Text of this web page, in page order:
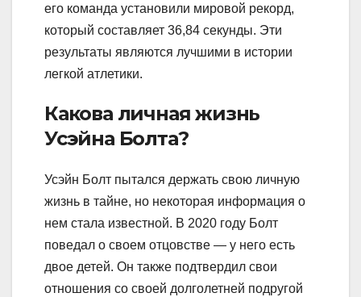
его команда установили мировой рекорд,
который составляет 36,84 секунды. Эти
результаты являются лучшими в истории
легкой атлетики.
Какова личная жизнь
Усэйна Болта?
Усэйн Болт пытался держать свою личную
жизнь в тайне, но некоторая информация о
нем стала известной. В 2020 году Болт
поведал о своем отцовстве — у него есть
двое детей. Он также подтвердил свои
отношения со своей долголетней подругой